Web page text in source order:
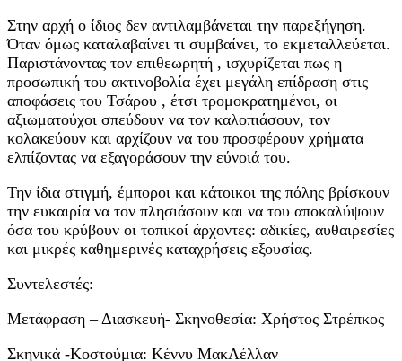
Στην αρχή ο ίδιος δεν αντιλαμβάνεται την παρεξήγηση.
Όταν όμως καταλαβαίνει τι συμβαίνει, το εκμεταλλεύεται.
Παριστάνοντας τον επιθεωρητή , ισχυρίζεται πως η
προσωπική του ακτινοβολία έχει μεγάλη επίδραση στις
αποφάσεις του Τσάρου , έτσι τρομοκρατημένοι, οι
αξιωματούχοι σπεύδουν να τον καλοπιάσουν, τον
κολακεύουν και αρχίζουν να του προσφέρουν χρήματα
ελπίζοντας να εξαγοράσουν την εύνοιά του.
Την ίδια στιγμή, έμποροι και κάτοικοι της πόλης βρίσκουν
την ευκαιρία να τον πλησιάσουν και να του αποκαλύψουν
όσα του κρύβουν οι τοπικοί άρχοντες: αδικίες, αυθαιρεσίες
και μικρές καθημερινές καταχρήσεις εξουσίας.
Συντελεστές:
Μετάφραση – Διασκευή- Σκηνοθεσία: Χρήστος Στρέπκος
Σκηνικά -Κοστούμια: Κέννυ ΜακΛέλλαν